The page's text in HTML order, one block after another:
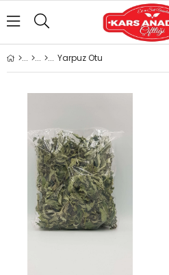
Yarpuz Otu